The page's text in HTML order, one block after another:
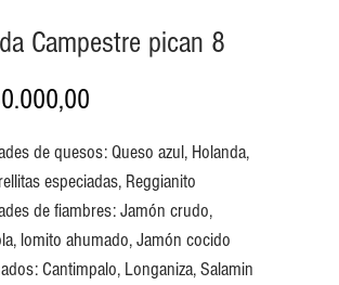
Campestre pican 8
de quesos: Queso azul, Holanda,
especiadas, Reggianito
de fiambres: Jamón crudo,
lomito ahumado, Jamón cocido
Cantimpalo, Longaniza, Salamin